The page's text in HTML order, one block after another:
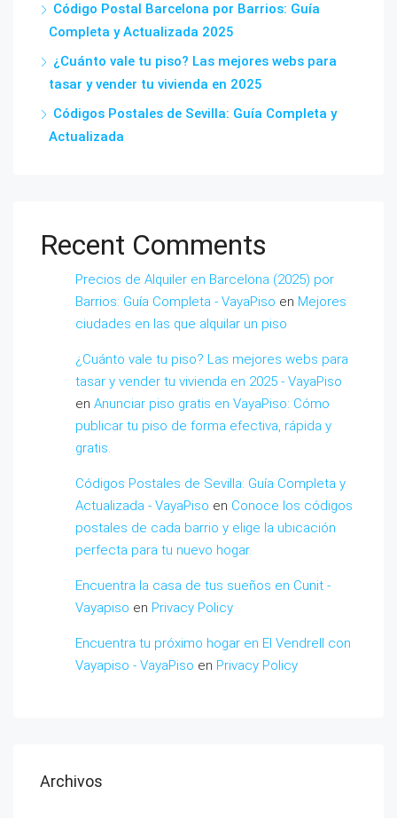
Código Postal Barcelona por Barrios: Guía
Completa y Actualizada 2025
¿Cuánto vale tu piso? Las mejores webs para
tasar y vender tu vivienda en 2025
Códigos Postales de Sevilla: Guía Completa y
Actualizada
Recent Comments
Precios de Alquiler en Barcelona (2025) por
Barrios: Guía Completa - VayaPiso en Mejores
ciudades en las que alquilar un piso
¿Cuánto vale tu piso? Las mejores webs para
tasar y vender tu vivienda en 2025 - VayaPiso
en Anunciar piso gratis en VayaPiso: Cómo
publicar tu piso de forma efectiva, rápida y
gratis.
Códigos Postales de Sevilla: Guía Completa y
Actualizada - VayaPiso en Conoce los códigos
postales de cada barrio y elige la ubicación
perfecta para tu nuevo hogar.
Encuentra la casa de tus sueños en Cunit -
Vayapiso en Privacy Policy
Encuentra tu próximo hogar en El Vendrell con
Vayapiso - VayaPiso en Privacy Policy
Archivos